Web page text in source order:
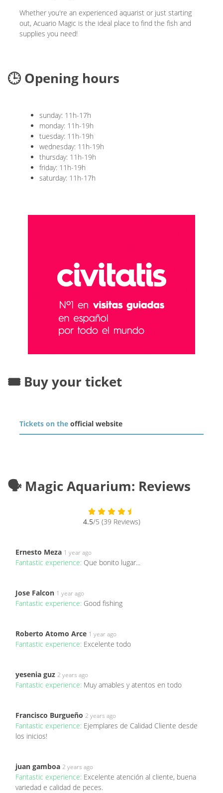
Whether you're an experienced aquarist or just starting
out, Acuario Magic is the ideal place to find the fish and
supplies you need!
🕒 Opening hours
sunday: 11h-17h
monday: 11h-19h
tuesday: 11h-19h
wednesday: 11h-19h
thursday: 11h-19h
friday: 11h-19h
saturday: 11h-17h
🎟️ Buy your ticket
Tickets on the official website
🗣️ Magic Aquarium: Reviews
4.5/5 (39 Reviews)
Ernesto Meza 1 year ago
Fantastic experience: Que bonito lugar...
Jose Falcon 1 year ago
Fantastic experience: Good fishing
Roberto Atomo Arce 1 year ago
Fantastic experience: Excelente todo
yesenia guz 2 years ago
Fantastic experience: Muy amables y atentos en todo
Francisco Burgueño 2 years ago
Fantastic experience: Ejemplares de Calidad Cliente desde
los inicios!
juan gamboa 2 years ago
Fantastic experience: Excelente atención al cliente, buena
variedad e calidad de peces.